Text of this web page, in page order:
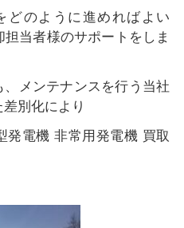
どのように進めればよい
当者様のサポートをしま
メンテナンスを行う当社
別化により
発電機 非常用発電機 買取